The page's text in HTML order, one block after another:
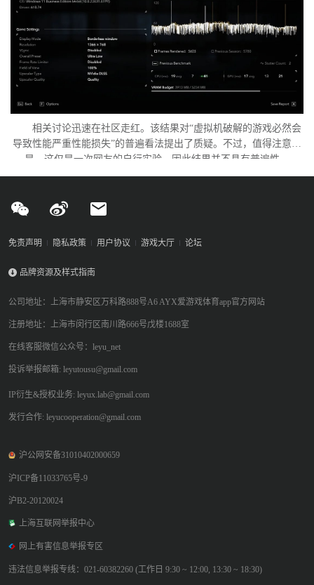
相关讨论迅速在社区走红。该结果对“虚拟机破解的游戏必然会
导致性能严重性能损失”的普遍看法提出了质疑。不过，值得注意的
是，这仅是一次网友的自行实验，因此结果并不具有普遍性。
免责声明 隐私政策 用户协议 游戏大厅 论坛
品牌资源及样式指南
公司地址：上海市静安区万科路888号A6 AYX爱游戏体育app官方网站
注册地址：上海市闵行区南川路666号戊楼1688室
在线客服微信公众号：leyu_net
投诉举报邮箱: leyutousu@gmail.com
IP衍生&授权业务: leyux.lab@gmail.com
发行合作: leyucooperation@gmail.com
沪公网安备31010402000659
沪ICP备11033765号-9
沪B2-20120024
上海互联网举报中心
网上有害信息举报专区
违法信息举报专线：021-60382260 (工作日 9:30 ~ 12:00, 13:30 ~ 18:30)